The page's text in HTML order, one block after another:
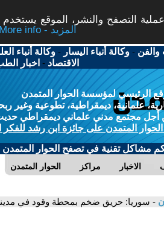
التصفح والنشر، الموقع
More info - المزيد
والفن -وكالة أنباء اليسار -وكالة أنباء
الاقتصاد - اخبار
الرئيسي لمؤسسة الحوار المتمدن
علمانية، ديمقراطية، تطوعية وغير
مجتمع مدني علماني ديمقراطي حديث
المتمدن على جائزة ابن رشد للفكر
مشاكل تقنية في تصفح الحوار المتمدن
الحوار المتمدن مراكز الاخبار
- سوريا: حريق ضخم بمحطة وقود في